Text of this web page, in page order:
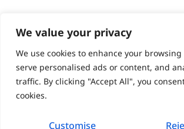
We value your privacy
We use cookies to enhance your
serve personalised ads or content, and
traffic. By clicking "Accept All", you
cookies.
Customise